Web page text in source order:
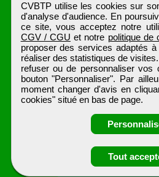
Obtenir
CVBTP utilise les cookies sur
d'analyse d'audience. En
ce site, vous acceptez notre
CGV / CGU et notre politique de
proposer des services adaptés
réaliser des statistiques de
refuser ou de personnaliser vos
bouton "Personnaliser". Par
moment changer d'avis en
cookies" situé en bas de page.
Tout
CVBTP